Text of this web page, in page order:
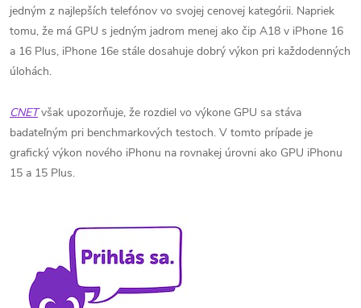
jedným z najlepších telefónov vo svojej cenovej kategórii. Napriek
tomu, že má GPU s jedným jadrom menej ako čip A18 v iPhone 16
a 16 Plus, iPhone 16e stále dosahuje dobrý výkon pri každodenných
úlohách.
CNETvšak upozorňuje, že rozdiel vo výkone GPU sa stáva
badateľným pri benchmarkových testoch. V tomto prípade je
grafický výkon nového iPhonu na rovnakej úrovni ako GPU iPhonu
15 a 15 Plus.